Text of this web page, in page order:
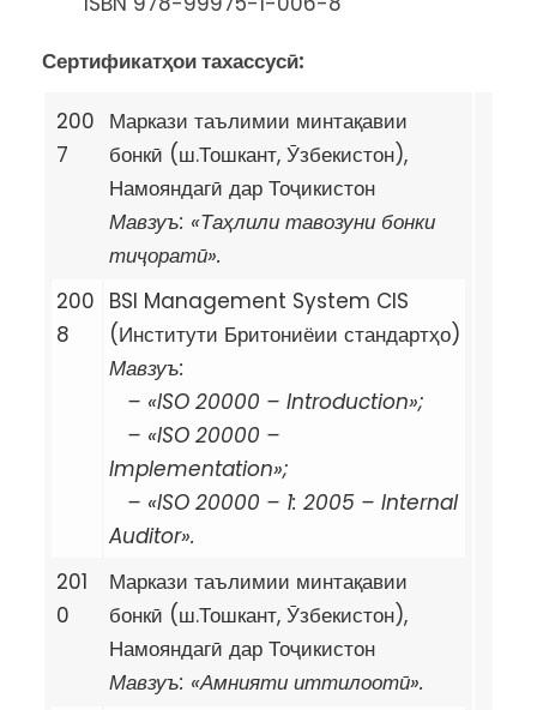
Сертификатҳои тахассусӣ:
200
7
Маркази таълимии минтақавии
бонкӣ (ш.Тошкант, Ӯзбекистон),
Намояндагӣ дар Тоҷикистон
Мавзуъ: «Таҳлили тавозуни бонки
тиҷоратӣ».
200
8
BSI Management System CIS
(Институти Бритониёии стандартҳо)
Мавзуъ:
– «ISO 20000 – Introduction»;
– «ISO 20000 –
Implementation»;
– «ISO 20000 – 1: 2005 – Internal
Auditor».
201
0
Маркази таълимии минтақавии
бонкӣ (ш.Тошкант, Ӯзбекистон),
Намояндагӣ дар Тоҷикистон
Мавзуъ: «Амнияти иттилоотӣ».